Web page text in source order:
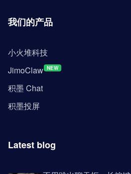
我们的产品
小火堆科技
JimoClaw NEW
积墨 Chat
积墨投屏
Latest blog